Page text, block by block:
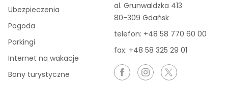
Ubezpieczenia
Pogoda
Parkingi
Internet na wakacje
Bony turystyczne
al. Grunwaldzka 413
80-309 Gdańsk
telefon: +48 58 770 60 00
fax: +48 58 325 29 01